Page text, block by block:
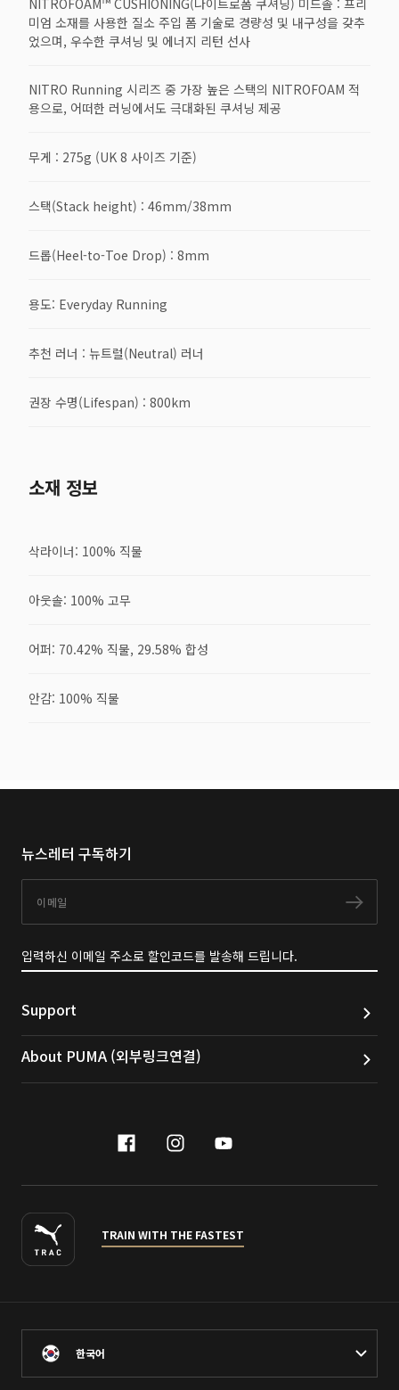
NITROFOAM™ CUSHIONING(나이트로폼 쿠셔닝) 미드솔 : 프리
미엄 소재를 사용한 질소 주입 폼 기술로 경량성 및 내구성을 갖추
었으며, 우수한 쿠셔닝 및 에너지 리턴 선사
NITRO Running 시리즈 중 가장 높은 스택의 NITROFOAM 적
용으로, 어떠한 러닝에서도 극대화된 쿠셔닝 제공
무게 : 275g (UK 8 사이즈 기준)
스택(Stack height) : 46mm/38mm
드롭(Heel-to-Toe Drop) : 8mm
용도: Everyday Running
추천 러너 : 뉴트럴(Neutral) 러너
권장 수명(Lifespan) : 800km
소재 정보
삭라이너: 100% 직물
아웃솔: 100% 고무
어퍼: 70.42% 직물, 29.58% 합성
안감: 100% 직물
뉴스레터 구독하기
구독
입력하신 이메일 주소로 할인코드를 발송해 드립니다.
Support
About PUMA (외부링크연결)
facebook
instagram
youtube
TRAIN WITH THE FASTEST
한국어